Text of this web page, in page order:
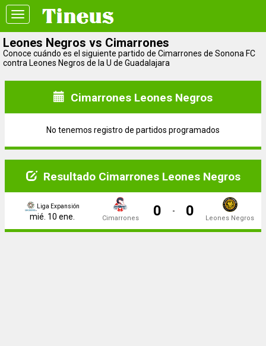
Toggle
navigation
Leones Negros vs Cimarrones
Conoce cuándo es el siguiente partido de Cimarrones de Sonona FC
contra Leones Negros de la U de Guadalajara
Cimarrones Leones Negros
No tenemos registro de partidos programados
Resultado Cimarrones Leones Negros
Liga Expansión
mié. 10 ene. Cimarrones 0 - 0 Leones Negros